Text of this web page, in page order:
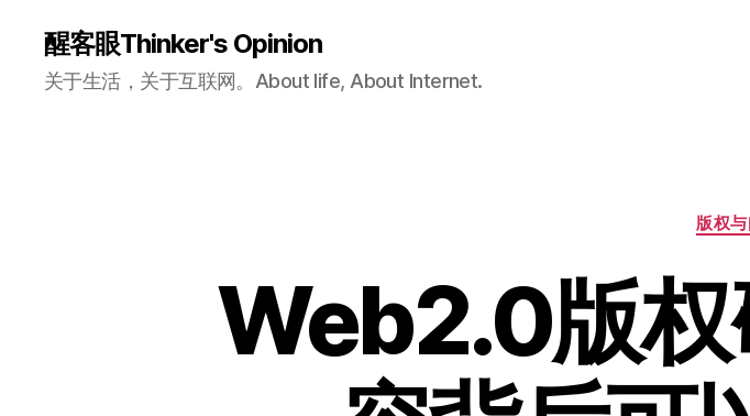
醒客眼Thinker's Opinion
关于生活，关于互联网。About life, About Internet.
版权
Web2.0版权